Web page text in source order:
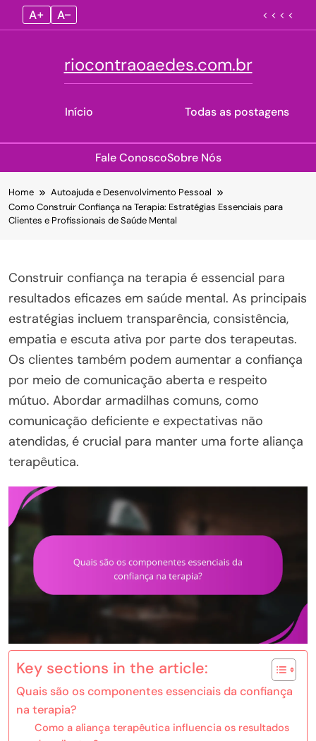
A+ A– < < < <
Início
riocontraoaedes.com.br
Todas as postagens
Fale ConoscoSobre Nós
to
content
Home
Autoajuda e Desenvolvimento Pessoal
Como Construir Confiança na Terapia: Estratégias Essenciais para
Clientes e Profissionais de Saúde Mental
Construir confiança na terapia é essencial para
resultados eficazes em saúde mental. As principais
estratégias incluem transparência, consistência,
empatia e escuta ativa por parte dos terapeutas.
Os clientes também podem aumentar a confiança
por meio de comunicação aberta e respeito
mútuo. Abordar armadilhas comuns, como
comunicação deficiente e expectativas não
atendidas, é crucial para manter uma forte aliança
terapêutica.
Key sections in the article:
Quais são os componentes essenciais da confiança
na terapia?
Como a aliança terapêutica influencia os resultados